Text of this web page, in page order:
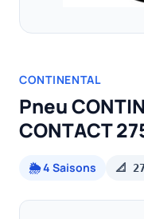
CONTINENTAL
Pneu
CONTACT
🌦️ 4 Saisons 📐